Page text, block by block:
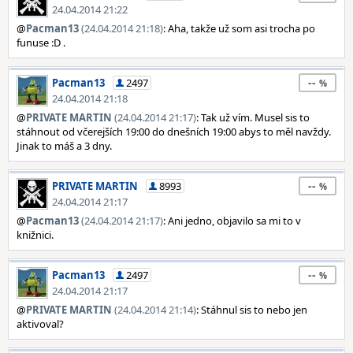
24.04.2014 21:22
@Pacman13(24.04.2014 21:18): Aha, takže už som asi trocha po
funuse :D .
Pacman13
2497
24.04.2014 21:18
--
@PRIVATE MARTIN (24.04.2014 21:17): Tak už vím. Musel sis to
stáhnout od včerejších 19:00 do dnešních 19:00 abys to měl navždy.
Jinak to máš a 3 dny.
PRIVATE MARTIN
8993
24.04.2014 21:17
--
@Pacman13(24.04.2014 21:17): Ani jedno, objavilo sa mi to v
knižnici.
Pacman13
2497
24.04.2014 21:17
--
@PRIVATE MARTIN (24.04.2014 21:14): Stáhnul sis to nebo jen
aktivoval?